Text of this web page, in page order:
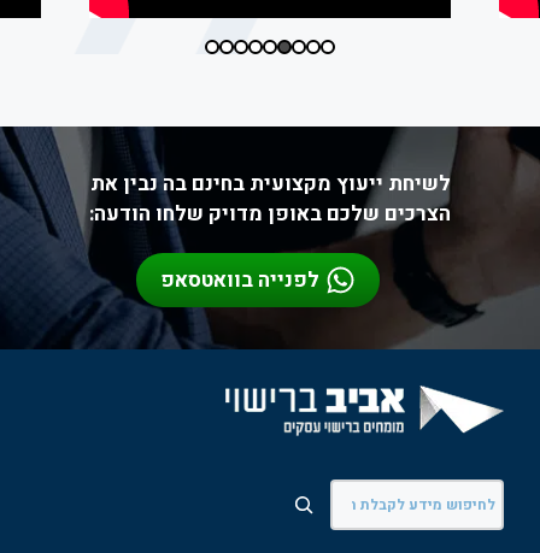
לשיחת ייעוץ מקצועית בחינם בה נבין את
הצרכים שלכם באופן מדויק שלחו הודעה:
לפנייה בוואטסאפ
חיפוש